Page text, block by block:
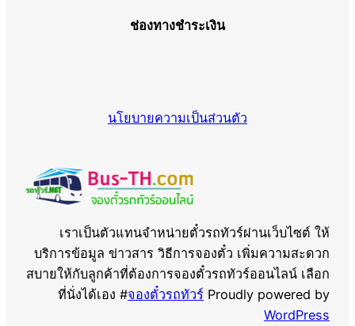
ช่องทางชำระเงิน
นโยบายความเป็นส่วนตัว
เราเป็นตัวแทนจำหน่ายตั๋วรถทัวร์ผ่านเว็บไซต์ ให้
บริการข้อมูล ข่าวสาร วิธีการจองตั๋ว เพิ่มความสะดวก
สบายให้กับลูกค้าที่ต้องการจองตั๋วรถทัวร์ออนไลน์ เลือก
ที่นั่งได้เอง #จองตั๋วรถทัวร์ Proudly powered by
WordPress